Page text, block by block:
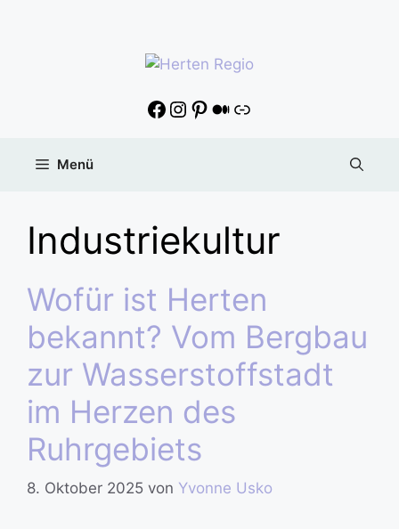
Menü
Industriekultur
Wofür ist Herten
bekannt? Vom Bergbau
zur Wasserstoffstadt
im Herzen des
Ruhrgebiets
8. Oktober 2025 von Yvonne Usko